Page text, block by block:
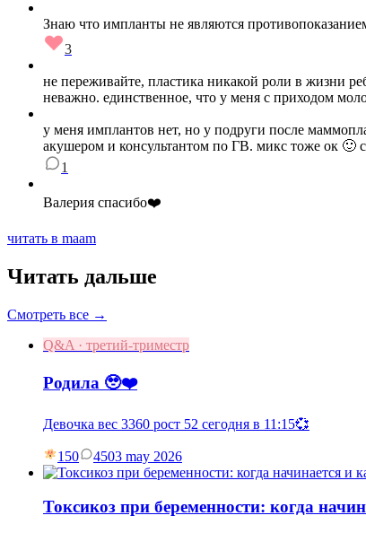
Знаю что импланты не являются
3
не переживайте, пластика никакой роли в жизни
неважно. единственное, что у меня с приходом
у меня имплантов нет, но у подруги после
акушером и консультантом по ГВ. микс тоже ок 🙂
1
Валерия спасибо❤️
читать в maam
Читать дальше
Смотреть все →
Q&A · третий-триместр
Родила 🥹❤️
Девочка вес 3360 рост 52 сегодня в 11:15💞
150 4503 may 2026
Токсикоз при беременности: когда